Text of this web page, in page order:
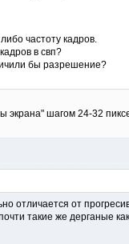
частоту кадров.
в свп?
бы разрешение?
экрана" шагом 24-32
отличается от
такие же дерганые